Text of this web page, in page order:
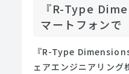
『R-Type
マートフォンで
『R-Type
ェアエンジニアリン